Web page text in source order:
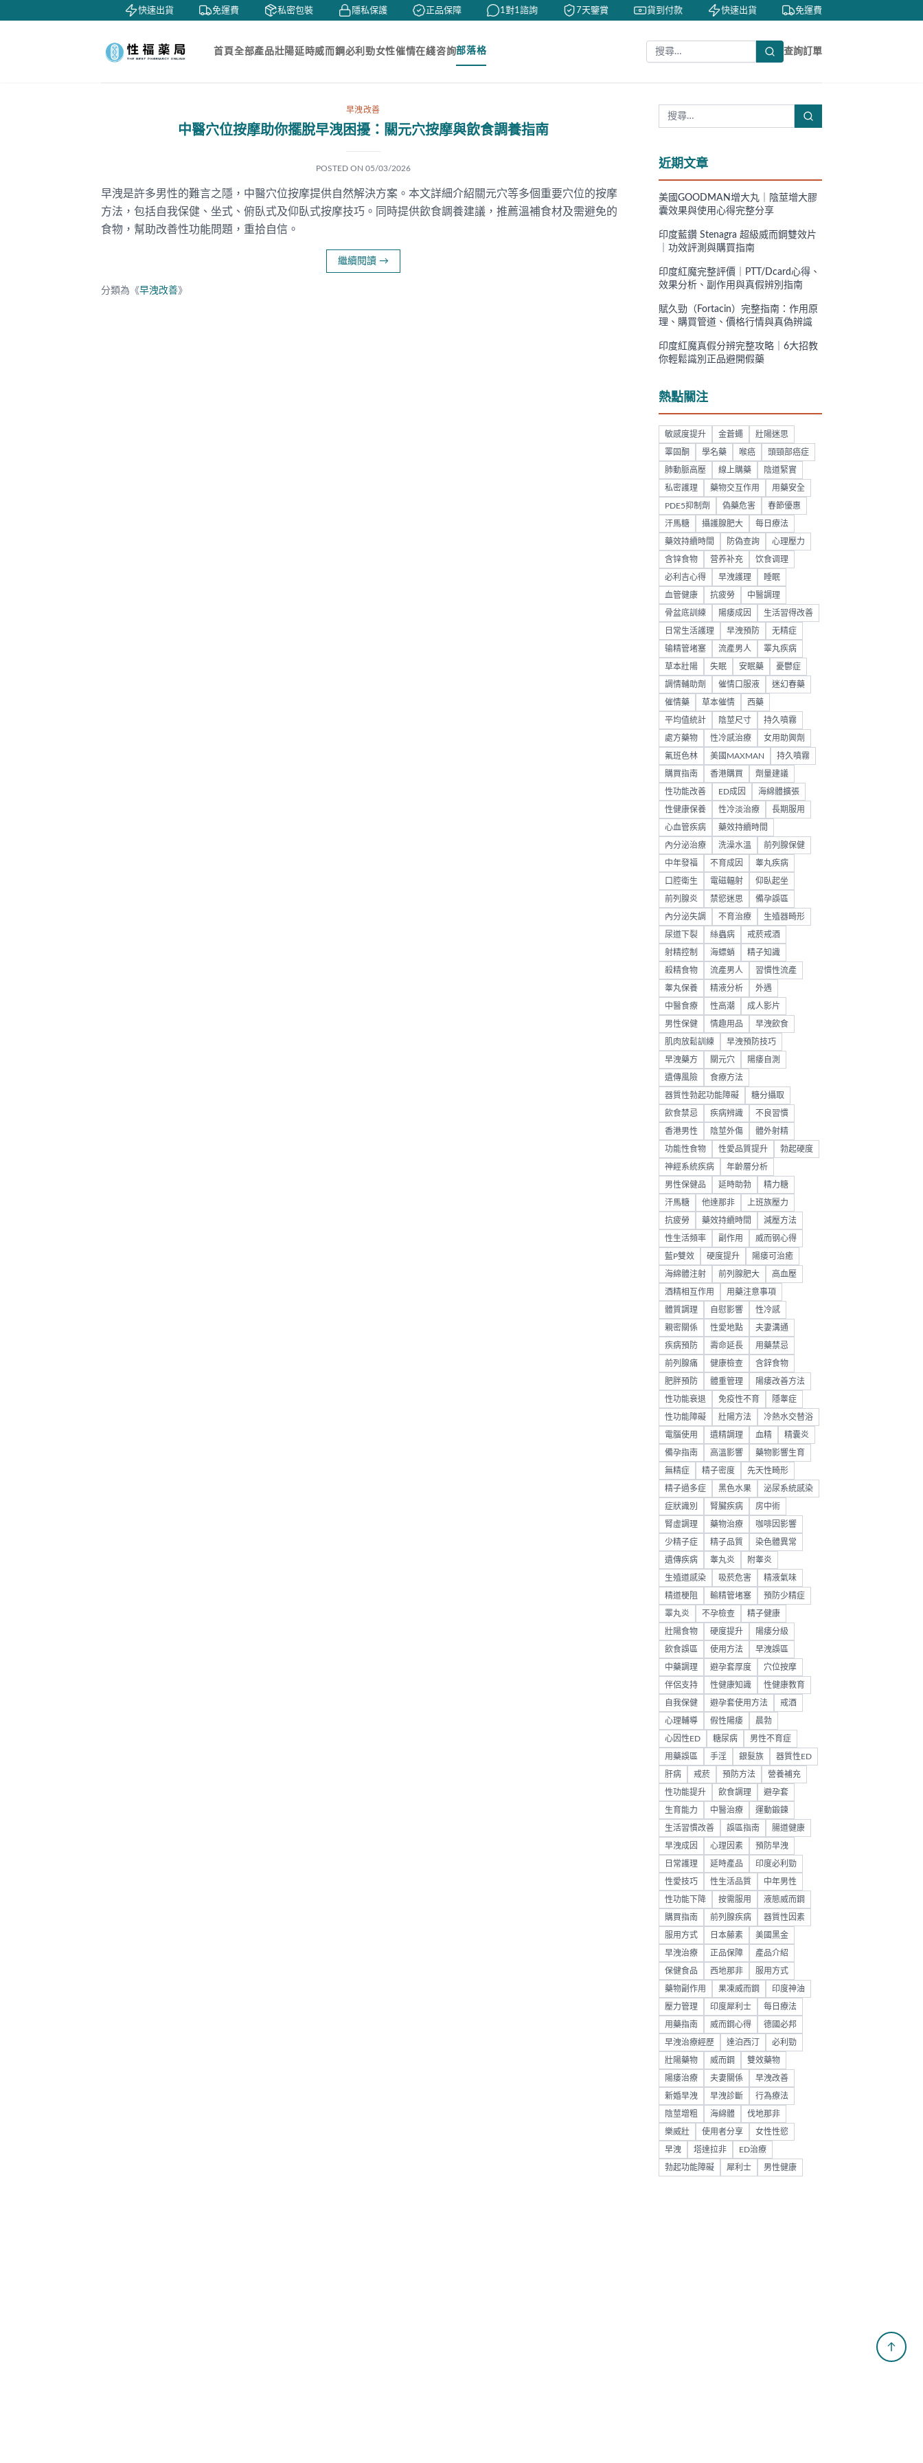
快速出貨 免運費 私密包裝 隱私保護 正品保障 1對1諮詢 7天鑒賞 貨到付款 快速出貨 免運費
首頁全部產品壯陽延時威而鋼必利勁女性催情在綫咨詢部落格 查詢訂單
早洩改善
中醫穴位按摩助你擺脫早洩困擾：關元穴按摩與飲食調養指南
POSTED ON 05/03/2026
早洩是許多男性的難言之隱，中醫穴位按摩提供自然解決方案。本文詳細介紹關元穴等多個重要穴位的按摩
方法，包括自我保健、坐式、俯臥式及仰臥式按摩技巧。同時提供飲食調養建議，推薦溫補食材及需避免的
食物，幫助改善性功能問題，重拾自信。
繼續閱讀 →
分類為《早洩改善》
近期文章
美國GOODMAN增大丸｜陰莖增大膠
囊效果與使用心得完整分享
印度藍鑽 Stenagra 超級威而鋼雙效片
｜功效評測與購買指南
印度紅魔完整評價｜PTT/Dcard心得、
效果分析、副作用與真假辨別指南
賦久勁（Fortacin）完整指南：作用原
理、購買管道、價格行情與真偽辨識
印度紅魔真假分辨完整攻略｜6大招教
你輕鬆識別正品避開假藥
熱點關注
敏感度提升 金蒼蠅 壯陽迷思
睪固酮 學名藥 喉癌 頭頸部癌症
肺動脈高壓 線上購藥 陰道緊實
私密護理 藥物交互作用 用藥安全
PDE5抑制劑 偽藥危害 春節優惠
汗馬糖 攝護腺肥大 每日療法
藥效持續時間 防偽查詢 心理壓力
含锌食物 营养补充 饮食调理
必利吉心得 早洩護理 睡眠
血管健康 抗疲勞 中醫調理
骨盆底訓練 陽痿成因 生活習得改善
日常生活護理 早洩預防 无精症
输精管堵塞 流產男人 睪丸疾病
草本壯陽 失眠 安眠藥 憂鬱症
調情輔助劑 催情口服液 迷幻春藥
催情藥 草本催情 西藥
平均值統計 陰莖尺寸 持久噴霧
處方藥物 性冷感治療 女用助興劑
氟班色林 美國MAXMAN 持久噴霧
購買指南 香港購買 劑量建議
性功能改善 ED成因 海綿體擴張
性健康保養 性冷淡治療 長期服用
心血管疾病 藥效持續時間
內分泌治療 洗澡水溫 前列腺保健
中年發福 不育成因 睾丸疾病
口腔衛生 電磁輻射 仰臥起坐
前列腺炎 禁慾迷思 備孕誤區
內分泌失調 不育治療 生殖器畸形
尿道下裂 絲蟲病 戒菸戒酒
射精控制 海螵蛸 精子知識
殺精食物 流產男人 習慣性流產
睾丸保養 精液分析 外遇
中醫食療 性高潮 成人影片
男性保健 情趣用品 早洩飲食
肌肉放鬆訓練 早洩預防技巧
早洩藥方 關元穴 陽痿自測
遺傳風險 食療方法
器質性勃起功能障礙 糖分攝取
飲食禁忌 疾病辨識 不良習慣
香港男性 陰莖外傷 體外射精
功能性食物 性愛品質提升 勃起硬度
神經系統疾病 年齡層分析
男性保健品 延時助勃 精力糖
汗馬糖 他達那非 上班族壓力
抗疲勞 藥效持續時間 減壓方法
性生活頻率 副作用 威而钢心得
藍P雙效 硬度提升 陽痿可治癒
海綿體注射 前列腺肥大 高血壓
酒精相互作用 用藥注意事項
體質調理 自慰影響 性冷感
親密關係 性愛地點 夫妻溝通
疾病預防 壽命延長 用藥禁忌
前列腺痛 健康檢查 含鋅食物
肥胖預防 體重管理 陽痿改善方法
性功能衰退 免疫性不育 隱睾症
性功能障礙 壯陽方法 冷熱水交替浴
電腦使用 遺精調理 血精 精囊炎
備孕指南 高溫影響 藥物影響生育
無精症 精子密度 先天性畸形
精子過多症 黑色水果 泌尿系統感染
症狀識別 腎臟疾病 房中術
腎虛調理 藥物治療 咖啡因影響
少精子症 精子品質 染色體異常
遺傳疾病 睾丸炎 附睾炎
生殖道感染 吸菸危害 精液氣味
精道梗阻 輸精管堵塞 預防少精症
睪丸炎 不孕檢查 精子健康
壯陽食物 硬度提升 陽痿分級
飲食誤區 使用方法 早洩誤區
中藥調理 避孕套厚度 穴位按摩
伴侶支持 性健康知識 性健康教育
自我保健 避孕套使用方法 戒酒
心理輔導 假性陽痿 晨勃
心因性ED 糖尿病 男性不育症
用藥誤區 手淫 銀髮族 器質性ED
肝病 戒菸 預防方法 營養補充
性功能提升 飲食調理 避孕套
生育能力 中醫治療 運動鍛鍊
生活習慣改善 誤區指南 腸道健康
早洩成因 心理因素 預防早洩
日常護理 延時產品 印度必利勁
性愛技巧 性生活品質 中年男性
性功能下降 按需服用 液態威而鋼
購買指南 前列腺疾病 器質性因素
服用方式 日本藤素 美國黑金
早洩治療 正品保障 產品介紹
保健食品 西地那非 服用方式
藥物副作用 果凍威而鋼 印度神油
壓力管理 印度犀利士 每日療法
用藥指南 威而鋼心得 德國必邦
早洩治療經歷 達泊西汀 必利勁
壯陽藥物 威而鋼 雙效藥物
陽痿治療 夫妻關係 早洩改善
新婚早洩 早洩診斷 行為療法
陰莖增粗 海綿體 伐地那非
樂威壯 使用者分享 女性性慾
早洩 塔達拉非 ED治療
勃起功能障礙 犀利士 男性健康